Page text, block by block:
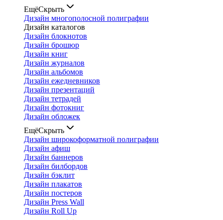
ЕщёСкрыть
Дизайн многополосной полиграфии
Дизайн каталогов
Дизайн блокнотов
Дизайн брошюр
Дизайн книг
Дизайн журналов
Дизайн альбомов
Дизайн ежедневников
Дизайн презентаций
Дизайн тетрадей
Дизайн фотокниг
Дизайн обложек
ЕщёСкрыть
Дизайн широкоформатной полиграфии
Дизайн афиш
Дизайн баннеров
Дизайн билбордов
Дизайн бэклит
Дизайн плакатов
Дизайн постеров
Дизайн Press Wall
Дизайн Roll Up